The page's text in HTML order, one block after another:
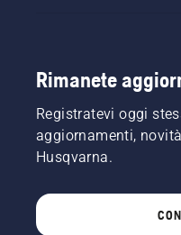
Rimanete
Registratevi oggi
aggiornamenti,
Husqvarna.